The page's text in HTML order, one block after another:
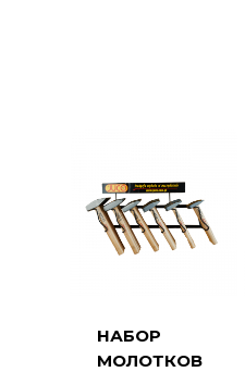
НАБОР
МОЛОТКОВ